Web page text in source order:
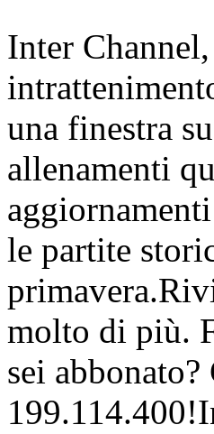
Inter
una finestra
allenamenti
le partite
molto di più.
sei